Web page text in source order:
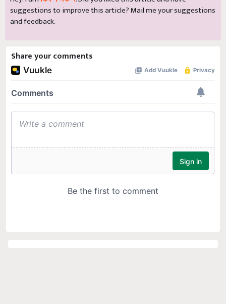
suggestions to improve this article?Mailme your suggestions
and feedback.
Share your comments